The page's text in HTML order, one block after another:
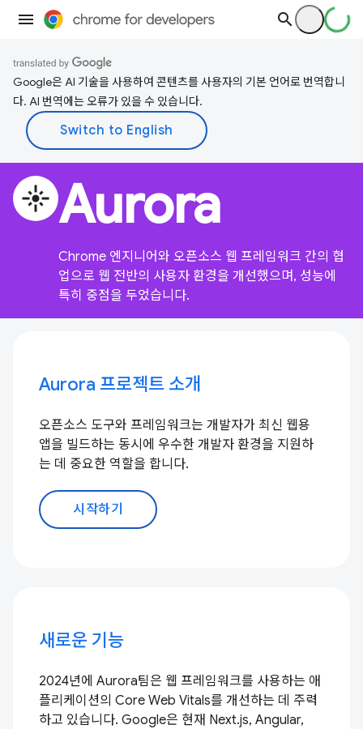
Google은 AI 기술을 사용하여 콘텐츠를 사용자의 기본 언어로 번역합니
다. AI 번역에는 오류가 있을 수 있습니다.
flare Aurora
Chrome 엔지니어와 오픈소스 웹 프레임워크 간의 협
업으로 웹 전반의 사용자 환경을 개선했으며, 성능에
특히 중점을 두었습니다.
Aurora 프로젝트 소개
오픈소스 도구와 프레임워크는 개발자가 최신 웹용
앱을 빌드하는 동시에 우수한 개발자 환경을 지원하
는 데 중요한 역할을 합니다.
시작하기
새로운 기능
2024년에 Aurora팀은 웹 프레임워크를 사용하는 애
플리케이션의 Core Web Vitals를 개선하는 데 주력
하고 있습니다. Google은 현재 Next.js, Angular,